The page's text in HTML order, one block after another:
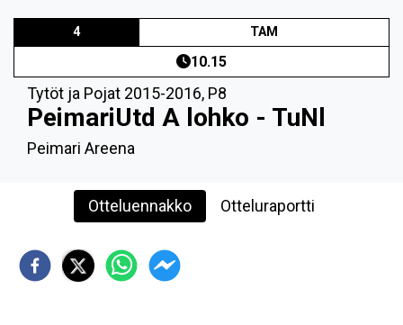
4 TAM
10.15
Tytöt ja Pojat 2015-2016, P8
PeimariUtd A lohko - TuNl
Peimari Areena
Otteluennakko Otteluraportti